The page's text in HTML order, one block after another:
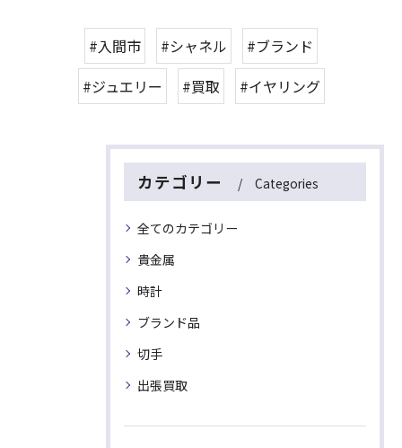
#入間市 #シャネル
#ブランド
#ジュエリー
#買取 #イヤリング
カテゴリー Categories
全てのカテゴリー
貴金属
時計
ブランド品
切手
出張買取